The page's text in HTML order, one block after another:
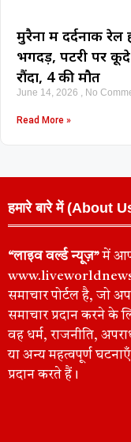
मुरैना में दर्दनाक
भगदड़, पटरी पर कूदे
रौंदा, 4 की मौत
June 14, 2026 No
Read More »
हमारे बारे में (About
“लाइव वर्ल्ड न्यूज़”में
समाचार पोर्टल है, जो
समाचार प्रदान करने के
वह धर्म, राजनीति,
या अन्य महत्वपूर्ण
प्रदान करते हैं।